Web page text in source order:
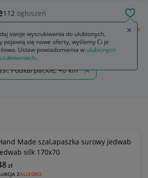
112 ogłoszeń
Dodatki Szaliki i szale
Podkarpackie, +0 km
Made szal,apaszka surowy jedwab
silk 170x70
ZALLEGRO
zł
swoje wyszukiwania do ulubionych.
pojawią się nowe oferty, wyślemy Ci je
Ustaw powiadomienia w ulubionych
.